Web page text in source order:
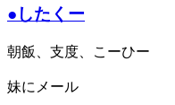
●したくー
朝飯、支度、こーひー
妹にメール